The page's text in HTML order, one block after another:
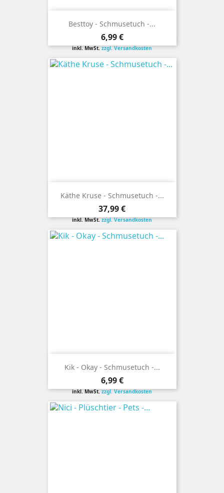
Besttoy - Schmusetuch -...
Preis
6,99 €
inkl. MwSt.zzgl. Versandkosten
Käthe Kruse - Schmusetuch -...
Preis
37,99 €
inkl. MwSt.zzgl. Versandkosten
Kik - Okay - Schmusetuch -...
Preis
6,99 €
inkl. MwSt.zzgl. Versandkosten